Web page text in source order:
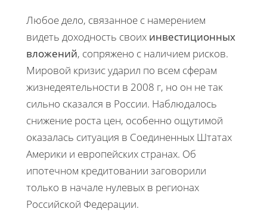
Любое дело, связанное с намерением
видеть доходность своих инвестиционных
вложений, сопряжено с наличием рисков.
Мировой кризис ударил по всем сферам
жизнедеятельности в 2008 г, но он не так
сильно сказался в России. Наблюдалось
снижение роста цен, особенно ощутимой
оказалась ситуация в Соединенных Штатах
Америки и европейских странах. Об
ипотечном кредитовании заговорили
только в начале нулевых в регионах
Российской Федерации.